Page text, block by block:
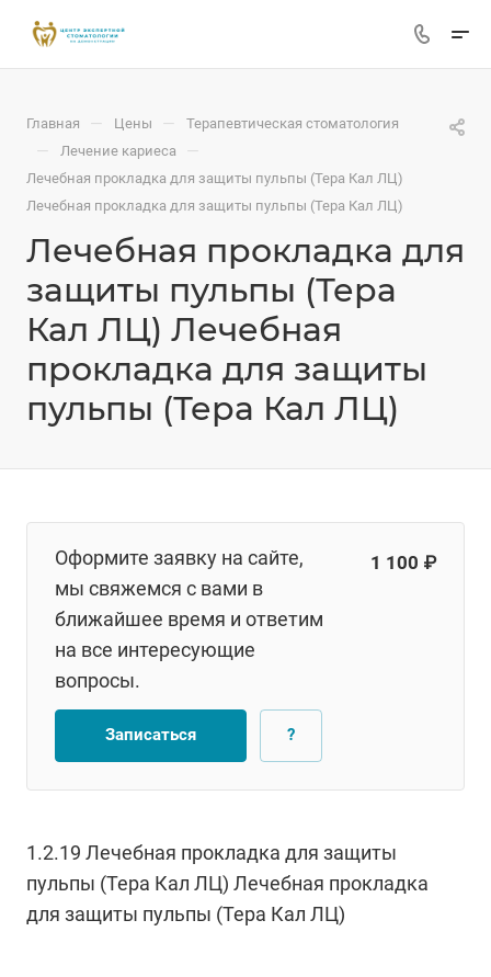
Главная — Цены — Терапевтическая стоматология
— Лечение кариеса —
Лечебная прокладка для защиты пульпы (Тера Кал ЛЦ)
Лечебная прокладка для защиты пульпы (Тера Кал ЛЦ)
Лечебная прокладка для
защиты пульпы (Тера
Кал ЛЦ) Лечебная
прокладка для защиты
пульпы (Тера Кал ЛЦ)
Оформите заявку на сайте,
мы свяжемся с вами в
ближайшее время и ответим
на все интересующие
вопросы.
1 100 ₽
Записаться ?
1.2.19 Лечебная прокладка для защиты
пульпы (Тера Кал ЛЦ) Лечебная прокладка
для защиты пульпы (Тера Кал ЛЦ)